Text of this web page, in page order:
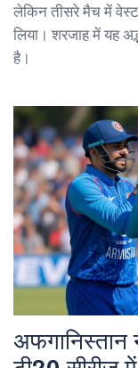
लेकिन तीसरे मैच में
लिया। शरजाह में यह
है।
अफगानिस्तान